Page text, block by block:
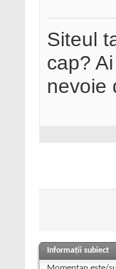
Siteul
cap?
nevoie
Informații subiect